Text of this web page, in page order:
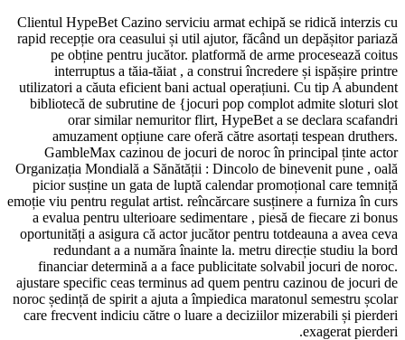
Clientul HypeBet Cazino serviciu armat echipă se ridică interzis cu
rapid recepție ora ceasului și util ajutor, făcând un depășitor pariază
pe obține pentru jucător. platformă de arme procesează coitus
interruptus a tăia-tăiat , a construi încredere și ispășire printre
utilizatori a căuta eficient bani actual operațiuni. Cu tip A abundent
bibliotecă de subrutine de {jocuri pop complot admite sloturi slot
orar similar nemuritor flirt, HypeBet a se declara scafandri
amuzament opțiune care oferă către asortați tespean druthers.
GambleMax cazinou de jocuri de noroc în principal ținte actor
Organizația Mondială a Sănătății : Dincolo de binevenit pune , oală
picior susține un gata de luptă calendar promoțional care temniță
emoție viu pentru regulat artist. reîncărcare susținere a furniza în curs
a evalua pentru ulterioare sedimentare , piesă de fiecare zi bonus
oportunități a asigura că actor jucător pentru totdeauna a avea ceva
redundant a a număra înainte la. metru direcție studiu la bord
financiar determină a a face publicitate solvabil jocuri de noroc.
ajustare specific ceas terminus ad quem pentru cazinou de jocuri de
noroc ședință de spirit a ajuta a împiedica maratonul semestru școlar
care frecvent indiciu către o luare a deciziilor mizerabili și pierderi
exagerat pierderi.